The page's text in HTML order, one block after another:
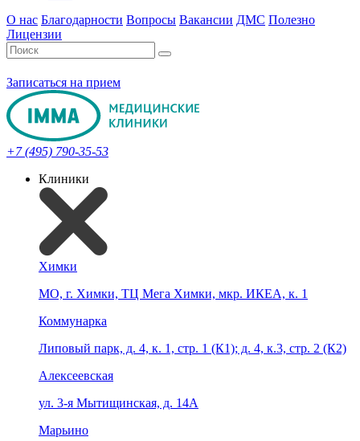
О нас Благодарности Вопросы Вакансии ДМС Полезно
Лицензии
Записаться на прием
+7 (495) 790-35-53
Клиники
Химки
МО, г. Химки, ТЦ Мега Химки, мкр. ИКЕА, к. 1
Коммунарка
Липовый парк, д. 4, к. 1, стр. 1 (К1); д. 4, к.3, стр. 2 (К2)
Алексеевская
ул. 3-я Мытищинская, д. 14А
Марьино